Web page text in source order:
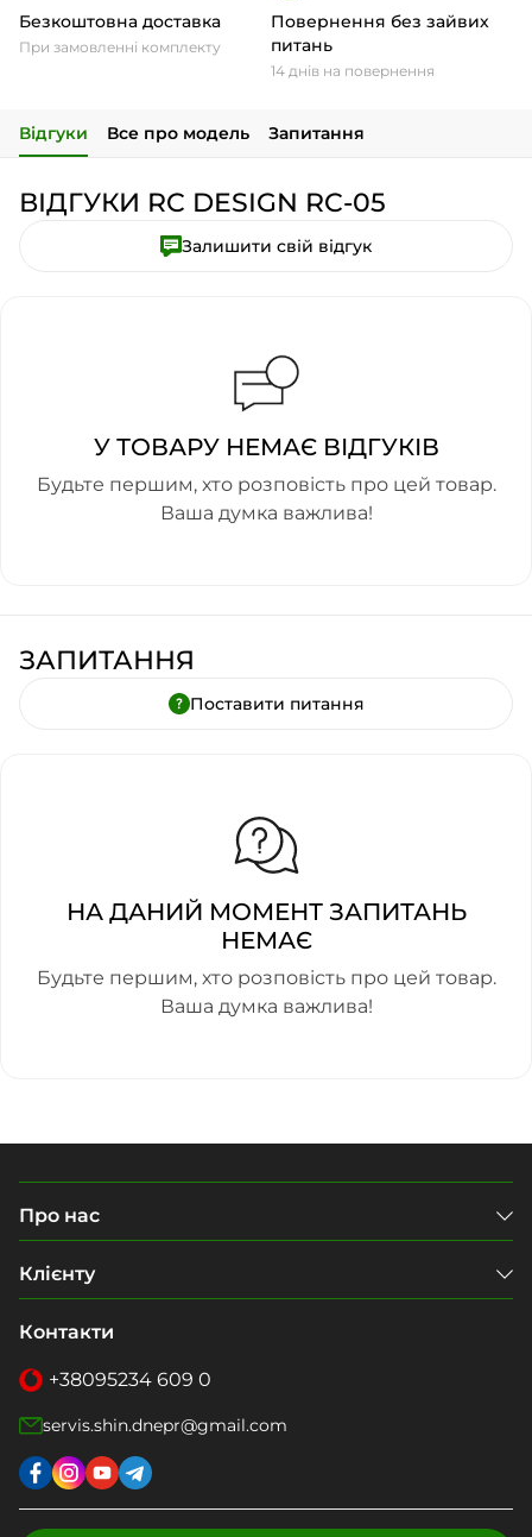
Безкоштовна доставка
При замовленні комплекту
Повернення без зайвих
питань
14 днів на повернення
Відгуки Все про модель Запитання
ВІДГУКИ RC DESIGN RC-05
Залишити свій відгук
У ТОВАРУ НЕМАЄ ВІДГУКІВ
Будьте першим, хто розповість про цей товар.
Ваша думка важлива!
ЗАПИТАННЯ
Поставити питання
НА ДАНИЙ МОМЕНТ ЗАПИТАНЬ
НЕМАЄ
Будьте першим, хто розповість про цей товар.
Ваша думка важлива!
Про нас
Клієнту
Контакти
+38095234 609 0
servis.shin.dnepr@gmail.com